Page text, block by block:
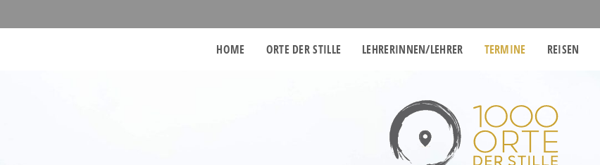
HOME ORTE DER STILLE LEHRERINNEN/LEHRER TERMINE REISEN